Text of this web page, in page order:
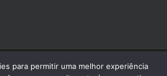
LINKS ÚTEIS SER AUTOR
para permitir uma melhor experiência